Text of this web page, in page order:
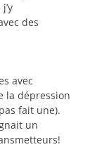
des
avec
la dépression
fait une).
un